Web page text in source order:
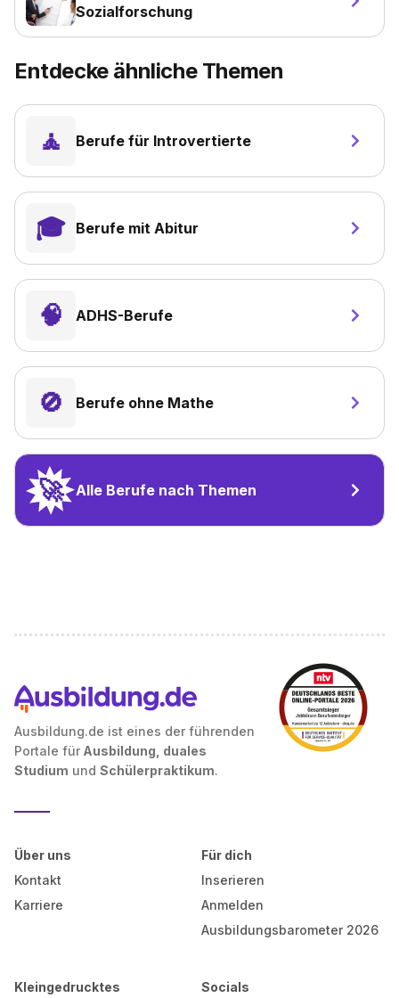
Sozialforschung
Entdecke ähnliche Themen
🧘 Berufe für Introvertierte
🎓️ Berufe mit Abitur
🧠 ADHS-Berufe
🚫 Berufe ohne Mathe
🚀 Alle Berufe nach Themen
Ausbildung.de ist eines der führenden
Portale für Ausbildung, duales
Studium und Schülerpraktikum.
Über uns
Kontakt
Karriere
Für dich
Inserieren
Anmelden
Ausbildungsbarometer 2026
Kleingedrucktes Socials